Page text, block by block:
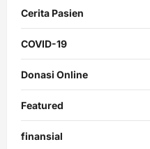
Cerita Pasien
COVID-19
Donasi Online
Featured
finansial